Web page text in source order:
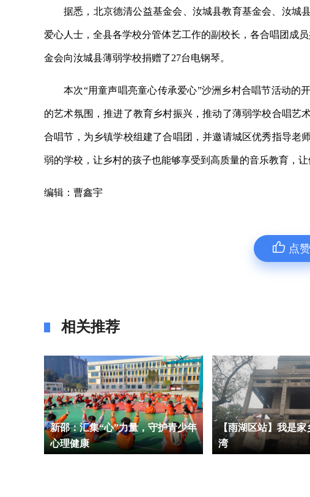
据悉，北京德清公益基金会、汝城县教育基金会、汝城
爱心人士，全县各学校分管体艺工作的副校长，各合唱团成
金会向汝城县薄弱学校捐赠了27台电钢琴。
本次“用童声唱亮童心传承爱心”沙洲乡村合唱节活动的
的艺术氛围，推进了教育乡村振兴，推动了薄弱学校合唱艺
合唱节，为乡镇学校组建了合唱团，并邀请城区优秀指导老
弱的学校，让乡村的孩子也能够享受到高质量的音乐教育，让
编辑：曹鑫宇
点赞
相关推荐
新邵：汇集“心”力量，守护青少年
心理健康
【雨湖区站】我是家
湾